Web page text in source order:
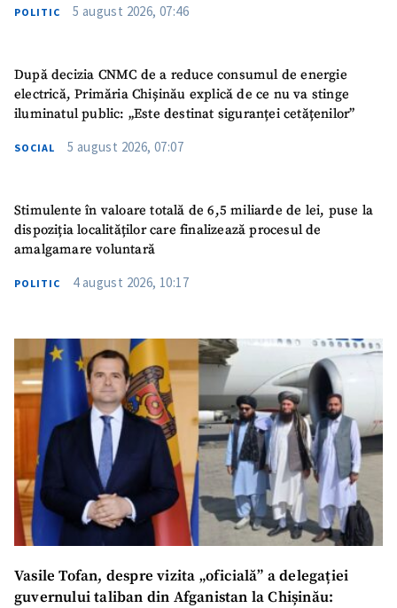
POLITIC 5 august 2026, 07:46
După decizia CNMC de a reduce consumul de energie
electrică, Primăria Chișinău explică de ce nu va stinge
iluminatul public: „Este destinat siguranței cetățenilor”
SOCIAL 5 august 2026, 07:07
Stimulente în valoare totală de 6,5 miliarde de lei, puse la
dispoziția localităților care finalizează procesul de
amalgamare voluntară
POLITIC 4 august 2026, 10:17
Vasile Tofan, despre vizita „oficială” a delegației
guvernului taliban din Afganistan la Chișinău: